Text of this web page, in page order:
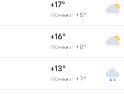
+17°
Ночью: +9°
+16°
Ночью: +8°
+13°
Ночью: +7°